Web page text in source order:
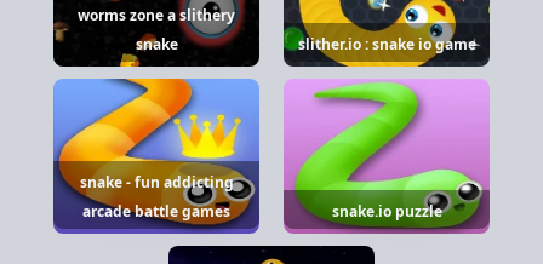
worms zone a slithery
snake
slither.io : snake io game
snake - fun addicting
arcade battle games
snake.io puzzle